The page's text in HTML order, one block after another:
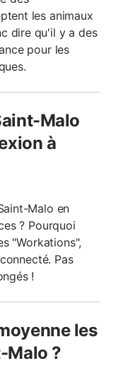
les animaux
dire qu'il y a des
pour les
Malo
à
Malo en
? Pourquoi
"Workations",
Pas
!
les
Malo ?